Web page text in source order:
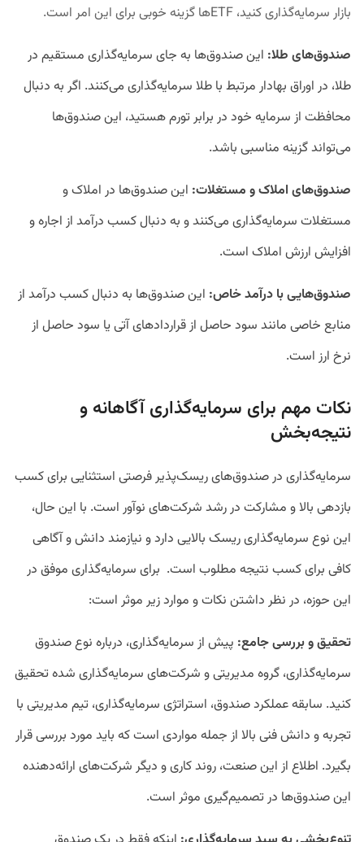
بازار سرمایه‌گذاری کنید، ETFها گزینه خوبی برای این امر است.
صندوق‌های طلا: این صندوق‌ها به جای سرمایه‌گذاری مستقیم در
طلا، در اوراق بهادار مرتبط با طلا سرمایه‌گذاری می‌کنند. اگر به دنبال
محافظت از سرمایه خود در برابر تورم هستید، این صندوق‌ها
می‌تواند گزینه مناسبی باشد.
صندوق‌های املاک و مستغلات: این صندوق‌ها در املاک و
مستغلات سرمایه‌گذاری می‌کنند و به دنبال کسب درآمد از اجاره و
افزایش ارزش املاک است.
صندوق‌هایی با درآمد خاص: این صندوق‌ها به دنبال کسب درآمد از
منابع خاصی مانند سود حاصل از قراردادهای آتی یا سود حاصل از
نرخ ارز است.
نکات مهم برای سرمایه‌گذاری آگاهانه و
نتیجه‌بخش
سرمایه‌گذاری در صندوق‌های ریسک‌پذیر فرصتی استثنایی برای کسب
بازدهی بالا و مشارکت در رشد شرکت‌های نوآور است. با این حال،
این نوع سرمایه‌گذاری ریسک بالایی دارد و نیازمند دانش و آگاهی
کافی برای کسب نتیجه مطلوب است. برای سرمایه‌گذاری موفق در
این حوزه، در نظر داشتن نکات و موارد زیر موثر است:
تحقیق و بررسی جامع: پیش از سرمایه‌گذاری، درباره نوع صندوق
سرمایه‌گذاری، گروه مدیریتی و شرکت‌های سرمایه‌گذاری شده تحقیق
کنید. سابقه عملکرد صندوق، استراتژی سرمایه‌گذاری، تیم مدیریتی با
تجربه و دانش فنی بالا از جمله مواردی است که باید مورد بررسی قرار
بگیرد. اطلاع از این صنعت، روند کاری و دیگر شرکت‌های ارائه‌دهنده
این صندوق‌ها در تصمیم‌گیری موثر است.